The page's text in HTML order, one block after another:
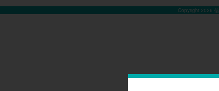
Copyright 2026